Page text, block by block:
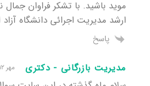
موید باشید. با تشکر فراوان
ارشد مدیریت اجرائی دانشگاه
پاسخ
مدیریت بازرگانی - دکتری مهر ۱۲, ۱۳۹۴ ۷:۱۰ ب٫ظ